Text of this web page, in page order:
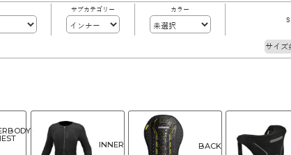
サブカテゴリー カラー
サイズ
・
INNER BACK